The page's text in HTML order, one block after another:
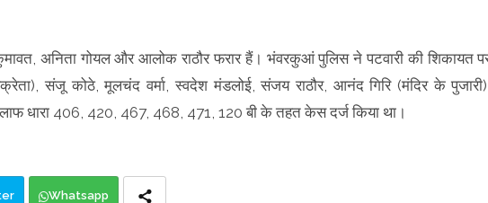
अनिता गोयल और आलोक राठौर फरार हैं। भंवरकुआं पुलिस ने पटवारी की शिकायत
संजू कोठे, मूलचंद वर्मा, स्वदेश मंडलोई, संजय राठौर, आनंद गिरि (मंदिर के
धारा 406, 420, 467, 468, 471, 120 बी के तहत केस दर्ज किया था।
Whatsapp